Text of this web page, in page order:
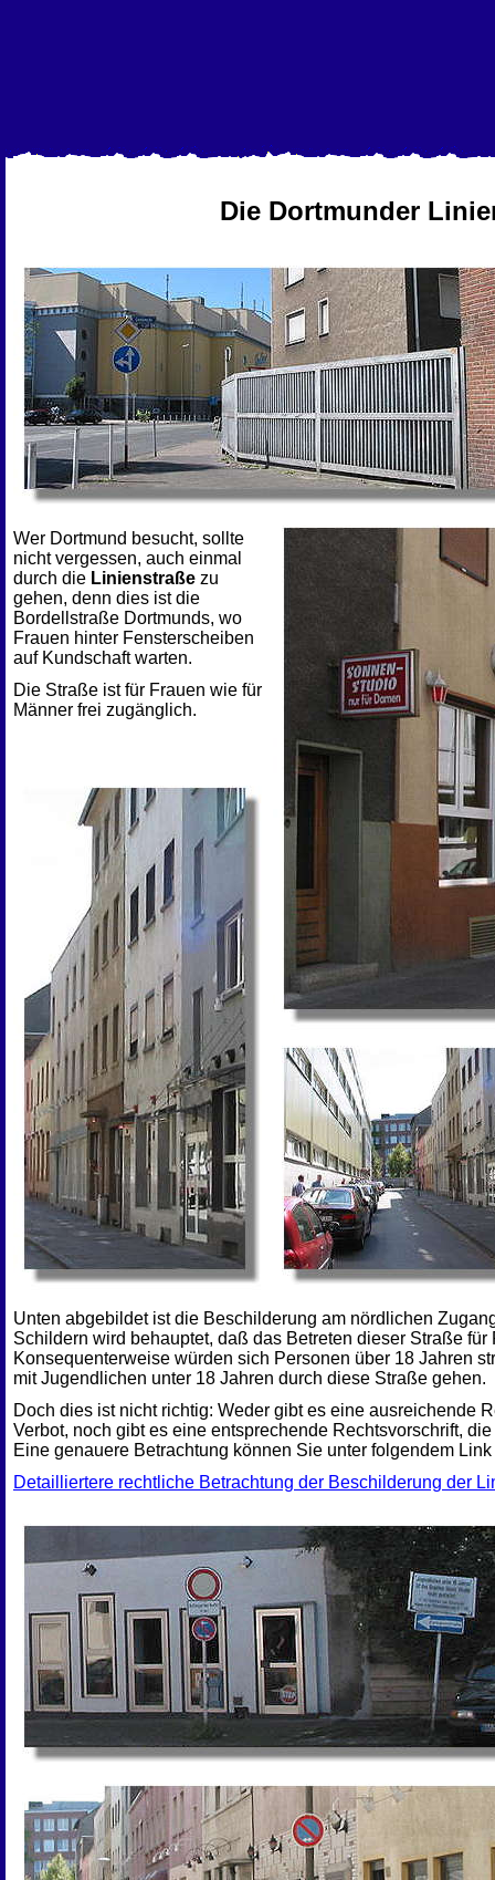
Die Dortmunder
Wer Dortmund besucht, sollte
nicht vergessen, auch einmal
durch die Linienstraße zu
gehen, denn dies ist die
Bordellstraße Dortmunds, wo
Frauen hinter Fensterscheiben
auf Kundschaft warten.
Die Straße ist für Frauen wie für
Männer frei zugänglich.
Unten abgebildet ist die Beschilderung am nördlichen
Schildern wird behauptet, daß das Betreten dieser Straße
Konsequenterweise würden sich Personen über 18 Jahren
mit Jugendlichen unter 18 Jahren durch diese Straße gehen.
Doch dies ist nicht richtig: Weder gibt es eine ausreichende
Verbot, noch gibt es eine entsprechende Rechtsvorschrift,
Eine genauere Betrachtung können Sie unter folgendem
Detailliertere rechtliche Betrachtung der Beschilderung der